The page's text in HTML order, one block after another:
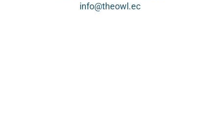
info@theowl.ec